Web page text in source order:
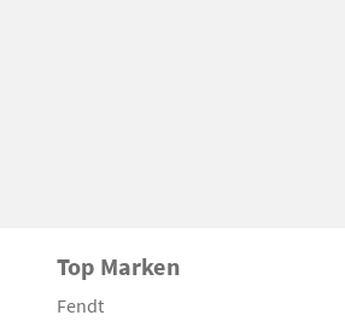
Top Marken
Fendt